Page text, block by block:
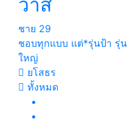
ชาย 29
ชอบทุกแบบ แต่*รุ่นป้า รุ่น
ใหญ่
ยโสธร
ทั้งหมด